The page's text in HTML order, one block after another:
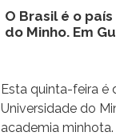
O Brasil é o
do Minho. Em
Esta quinta-feira é
Universidade do
academia minhota.